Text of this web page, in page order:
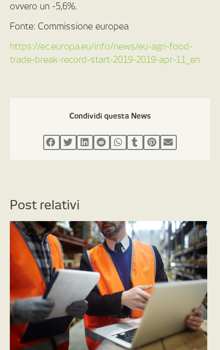
ovvero un -5,6%.
Fonte: Commissione europea
https://ec.europa.eu/info/news/eu-agri-food-
trade-break-record-start-2019-2019-apr-11_en
Condividi questa News
Post relativi